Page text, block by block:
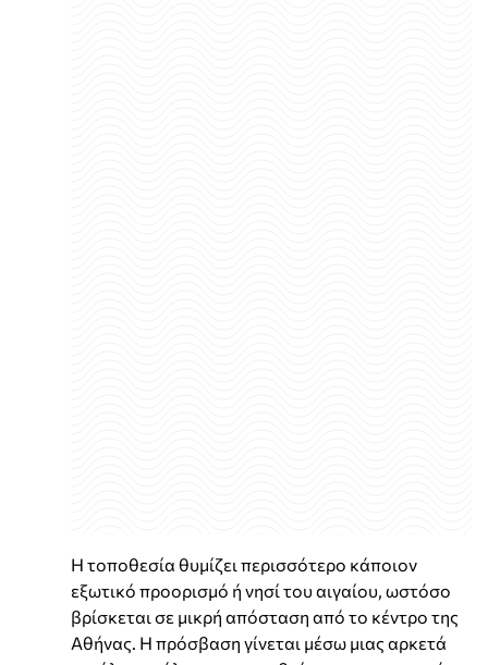
Η τοποθεσία θυμίζει περισσότερο κάποιον
εξωτικό προορισμό ή νησί του αιγαίου, ωστόσο
βρίσκεται σε μικρή απόσταση από το κέντρο της
Αθήνας. Η πρόσβαση γίνεται μέσω μιας αρκετά